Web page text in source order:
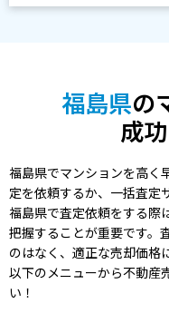
福島県の
成
福島県でマンションを高く
定を依頼するか、一括査定
福島県で査定依頼をする際
把握することが重要です。
のはなく、適正な売却価格
以下のメニューから不動産
い！